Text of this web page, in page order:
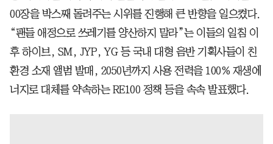
00장을 박스째 돌려주는 시위를 진행해 큰 반향을 일으켰다.
“팬들 애정으로 쓰레기를 양산하지 말라”는 이들의 일침 이
후 하이브, SM, JYP, YG 등 국내 대형 음반 기획사들이 친
환경 소재 앨범 발매, 2050년까지 사용 전력을 100% 재생에
너지로 대체를 약속하는 RE100 정책 등을 속속 발표했다.